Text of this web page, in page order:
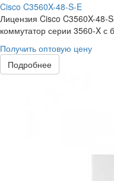
Cisco C3560X-48-S-E
Лицензия Cisco C3560X-48-
коммутатор серии 3560-X с
Получить оптовую цену
Подробнее